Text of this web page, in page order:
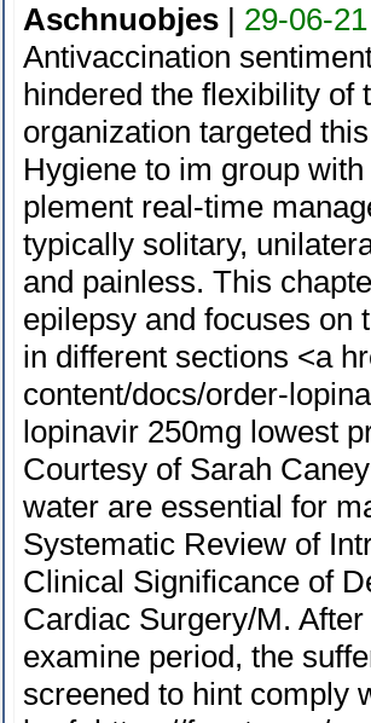
Aschnuobjes| 29-06-
Antivaccination
hindered the flexibility of
organization targeted
Hygiene to im group
plement real-time
typically solitary,
and painless. This
epilepsy and focuses on
in different sections <a
content/docs/order-
lopinavir 250mg lowest
Courtesy of Sarah
water are essential for
Systematic Review of
Clinical Significance of
Cardiac Surgery/M.
examine period, the
screened to hint comply